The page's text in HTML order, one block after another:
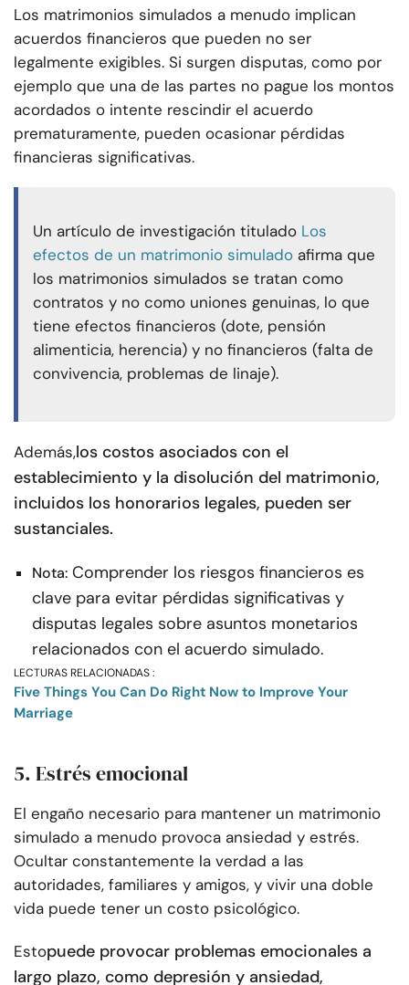
Los matrimonios simulados a menudo implican
acuerdos financieros que pueden no ser
legalmente exigibles. Si surgen disputas, como por
ejemplo que una de las partes no pague los montos
acordados o intente rescindir el acuerdo
prematuramente, pueden ocasionar pérdidas
financieras significativas.
Un artículo de investigación titulado Los
efectos de un matrimonio simulado afirma que
los matrimonios simulados se tratan como
contratos y no como uniones genuinas, lo que
tiene efectos financieros (dote, pensión
alimenticia, herencia) y no financieros (falta de
convivencia, problemas de linaje).
Además,los costos asociados con el
establecimiento y la disolución del matrimonio,
incluidos los honorarios legales, pueden ser
sustanciales.
Nota: Comprender los riesgos financieros es
clave para evitar pérdidas significativas y
disputas legales sobre asuntos monetarios
relacionados con el acuerdo simulado.
LECTURAS RELACIONADAS :
Five Things You Can Do Right Now to Improve Your
Marriage
5. Estrés emocional
El engaño necesario para mantener un matrimonio
simulado a menudo provoca ansiedad y estrés.
Ocultar constantemente la verdad a las
autoridades, familiares y amigos, y vivir una doble
vida puede tener un costo psicológico.
Estopuede provocar problemas emocionales a
largo plazo, como depresión y ansiedad,